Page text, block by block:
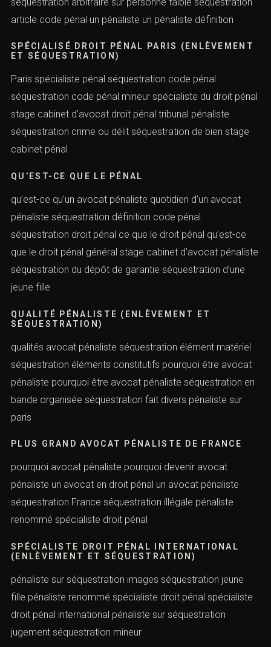
SÉQUESTRATION À DOMICILE
séquestration arbitraire spécialiste en droit pénal cabinet
spécialisé victime droit pénal peine enlèvement
séquestration arbitraire sur personne faible
séquestration article code pénal un pénaliste un
pénaliste définition
SPÉCIALISÉ DROIT PÉNAL PARIS
(ENLÈVEMENT ET SÉQUESTRATION)
Paris spécialiste pénal séquestration code pénal
pénal stage cabinet d’avocat droit pénal tribunal
pénaliste séquestration crime ou délit séquestration de
bien stage cabinet pénal
QU’EST-CE QUE LE PÉNAL
qu’est-ce qu’un avocat pénaliste quotidien d’un avocat
pénaliste séquestration définition code pénal
séquestration droit pénal ce que le droit pénal qu’est-ce
que le droit pénal général stage cabinet d’avocat
pénaliste séquestration du dépôt de garantie
séquestration d’une jeune fille
QUALITÉ PÉNALISTE (ENLÈVEMENT ET
SÉQUESTRATION)
qualités avocat pénaliste séquestration élément matériel
avocat pénaliste pourquoi être avocat pénaliste
séquestration en bande organisée séquestration fait
divers pénaliste sur paris
pourquoi avocat pénaliste pourquoi devenir avocat
pénaliste un avocat en droit pénal un avocat pénaliste
séquestration France séquestration illégale pénaliste
renommé spécialiste droit pénal
SPÉCIALISTE DROIT PÉNAL INTERNATIONAL